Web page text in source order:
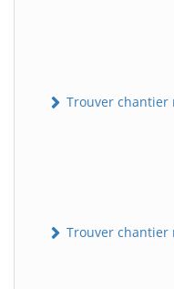
Trouver
Trouver chantier